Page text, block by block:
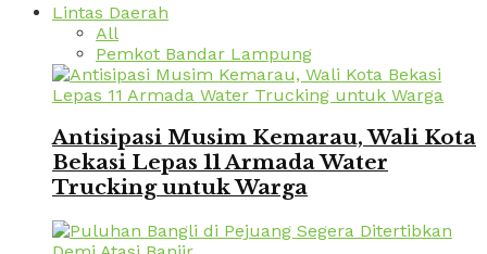
Lintas Daerah
All
Pemkot Bandar Lampung
Antisipasi Musim Kemarau, Wali Kota
Bekasi Lepas 11 Armada Water
Trucking untuk Warga